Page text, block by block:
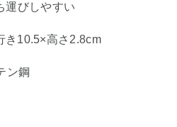
運びしやすい
き10.5×高さ2.8cm
ン鋼